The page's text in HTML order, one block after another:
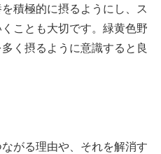
積極的に摂るようにし、ス
ことも大切です。緑黄色野
く摂るように意識すると良
がる理由や、それを解消す